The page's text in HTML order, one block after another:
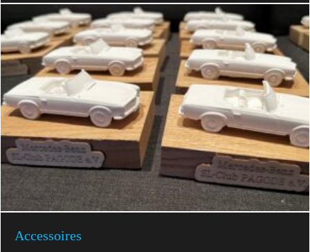
Accessoires